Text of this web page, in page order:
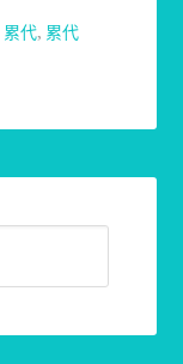
累代, 累代